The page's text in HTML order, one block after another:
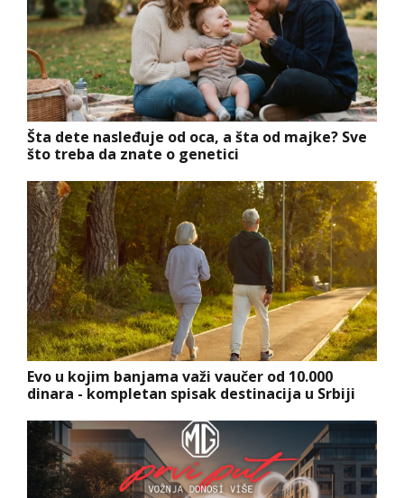
Šta dete nasleđuje od oca, a šta od majke? Sve
što treba da znate o genetici
Evo u kojim banjama važi vaučer od 10.000
dinara - kompletan spisak destinacija u Srbiji